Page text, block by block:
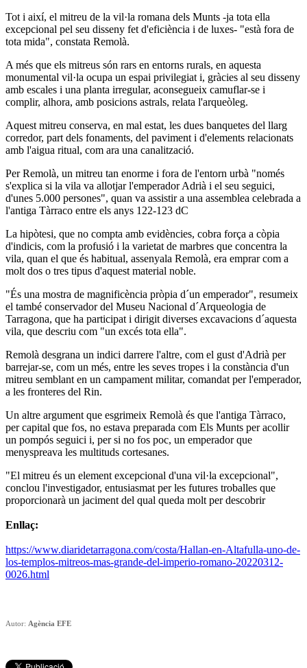
Tot i així, el mitreu de la vil·la romana dels Munts -ja tota ella
excepcional pel seu disseny fet d'eficiència i de luxes- "està fora de
tota mida", constata Remolà.
A més que els mitreus són rars en entorns rurals, en aquesta
monumental vil·la ocupa un espai privilegiat i, gràcies al seu disseny
amb escales i una planta irregular, aconsegueix camuflar-se i
complir, alhora, amb posicions astrals, relata l'arqueòleg.
Aquest mitreu conserva, en mal estat, les dues banquetes del llarg
corredor, part dels fonaments, del paviment i d'elements relacionats
amb l'aigua ritual, com ara una canalització.
Per Remolà, un mitreu tan enorme i fora de l'entorn urbà "només
s'explica si la vila va allotjar l'emperador Adrià i el seu seguici,
d'unes 5.000 persones", quan va assistir a una assemblea celebrada a
l'antiga Tàrraco entre els anys 122-123 dC
La hipòtesi, que no compta amb evidències, cobra força a còpia
d'indicis, com la profusió i la varietat de marbres que concentra la
vila, quan el que és habitual, assenyala Remolà, era emprar com a
molt dos o tres tipus d'aquest material noble.
"És una mostra de magnificència pròpia d´un emperador", resumeix
el també conservador del Museu Nacional d´Arqueologia de
Tarragona, que ha participat i dirigit diverses excavacions d´aquesta
vila, que descriu com "un excés tota ella".
Remolà desgrana un indici darrere l'altre, com el gust d'Adrià per
barrejar-se, com un més, entre les seves tropes i la constància d'un
mitreu semblant en un campament militar, comandat per l'emperador,
a les fronteres del Rin.
Un altre argument que esgrimeix Remolà és que l'antiga Tàrraco,
per capital que fos, no estava preparada com Els Munts per acollir
un pompós seguici i, per si no fos poc, un emperador que
menyspreava les multituds cortesanes.
"El mitreu és un element excepcional d'una vil·la excepcional",
conclou l'investigador, entusiasmat per les futures troballes que
proporcionarà un jaciment del qual queda molt per descobrir
Enllaç:
https://www.diaridetarragona.com/costa/Hallan-en-Altafulla-uno-de-
los-templos-mitreos-mas-grande-del-imperio-romano-20220312-
0026.html
Autor: Agència EFE